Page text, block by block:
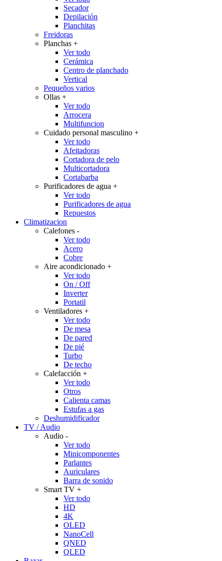
Secador
Depilación
Planchitas
Freidoras
Planchas +
Ver todo
Cerámica
Centro de planchado
Vertical
Pequeños varios
Ollas +
Ver todo
Arrocera
Multifuncion
Cuidado personal masculino +
Ver todo
Afeitadoras
Cortadora de pelo
Multicortadora
Cortabarba
Purificadores de agua +
Ver todo
Purificadores de agua
Repuestos
Climatizacion
Calefones -
Ver todo
Acero
Cobre
Aire acondicionado +
Ver todo
On / Off
Inverter
Portatil
Ventiladores +
Ver todo
De mesa
De pared
De pié
Turbo
De techo
Calefacción +
Ver todo
Otros
Calienta camas
Estufas a gas
Deshumidificador
TV / Audio
Audio -
Ver todo
Minicomponentes
Parlantes
Auriculares
Barra de sonido
Smart TV +
Ver todo
HD
4K
OLED
NanoCell
QNED
QLED